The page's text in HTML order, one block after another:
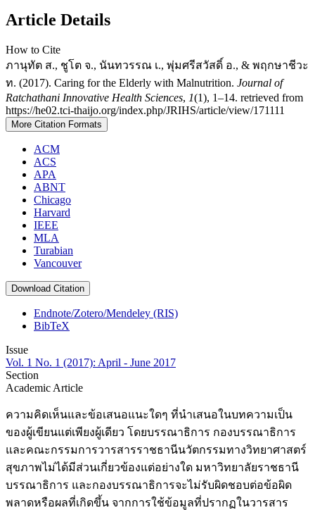
Article Details
How to Cite
ภานุทัต ส., ชูโต จ., นันทวรรณ เ., พุ่มศรีสวัสดิ์ อ., & พฤกษาชีวะ
ท. (2017). Caring for the Elderly with Malnutrition. Journal of
Ratchathani Innovative Health Sciences, 1(1), 1–14. retrieved from
https://he02.tci-thaijo.org/index.php/JRIHS/article/view/171111
More Citation Formats
ACM
ACS
APA
ABNT
Chicago
Harvard
IEEE
MLA
Turabian
Vancouver
Download Citation
Endnote/Zotero/Mendeley (RIS)
BibTeX
Issue
Vol. 1 No. 1 (2017): April - June 2017
Section
Academic Article
ความคิดเห็นและข้อเสนอแนะใดๆ ที่นำเสนอในบทความเป็น
ของผู้เขียนแต่เพียงผู้เดียว โดยบรรณาธิการ กองบรรณาธิการ
และคณะกรรมการวารสารราชธานีนวัตกรรมทางวิทยาศาสตร์
สุขภาพไม่ได้มีส่วนเกี่ยวข้องแต่อย่างใด มหาวิทยาลัยราชธานี
บรรณาธิการ และกองบรรณาธิการจะไม่รับผิดชอบต่อข้อผิด
พลาดหรือผลที่เกิดขึ้น จากการใช้ข้อมูลที่ปรากฏในวารสาร